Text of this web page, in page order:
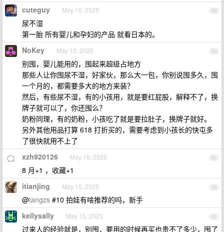
49
cuteguy May 15, 2025
尿不湿
第一胎 所有婴儿和孕妇的产品 就看日本的。
50
NoKey May 15, 2025
别囤，婴儿能用的，囤起来超级占地方
那些人让你囤尿不湿，好家伙，那么大一包，你别说囤多久，囤
一个月的，都需要多大的地方来装？
然后，有些尿不湿，有的小孩用，就是要红屁股，解释不了，换
牌子就可以了，你还囤么？
奶粉同理，有的奶粉，小孩吃了就是要拉肚子，换牌子就好。
另外其他用品打算 618 打折买的，需要考虑到小孩长的快屯多
了很快就用不上了
51
xzh920126 May 15, 2025
8 月+1 ，收藏+1
52
itianjing May 15, 2025
@tangzs #10 拍娃有啥推荐的吗，新手
53
kellysally May 15, 2025
过来人的经验就是，别囤，要用的时候再买也贵不了多少，囤了